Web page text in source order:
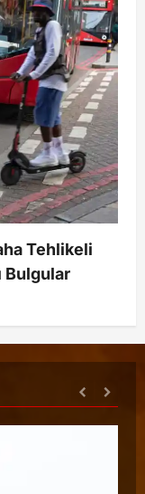
Tehlikeli
Bulgular